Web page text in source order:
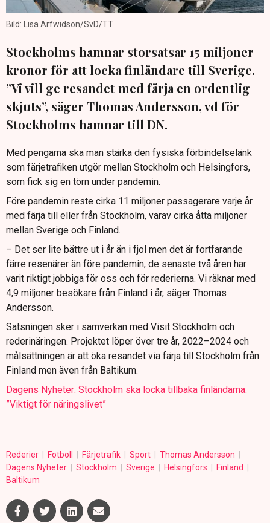
Bild: Lisa Arfwidson/SvD/TT
Stockholms hamnar storsatsar 15 miljoner
kronor för att locka finländare till Sverige.
”Vi vill ge resandet med färja en ordentlig
skjuts”, säger Thomas Andersson, vd för
Stockholms hamnar till DN.
Med pengarna ska man stärka den fysiska förbindelselänk
som färjetrafiken utgör mellan Stockholm och Helsingfors,
som fick sig en törn under pandemin.
Före pandemin reste cirka 11 miljoner passagerare varje år
med färja till eller från Stockholm, varav cirka åtta miljoner
mellan Sverige och Finland.
– Det ser lite bättre ut i år än i fjol men det är fortfarande
färre resenärer än före pandemin, de senaste två åren har
varit riktigt jobbiga för oss och för rederierna. Vi räknar med
4,9 miljoner besökare från Finland i år, säger Thomas
Andersson.
Satsningen sker i samverkan med Visit Stockholm och
rederinäringen. Projektet löper över tre år, 2022–2024 och
målsättningen är att öka resandet via färja till Stockholm från
Finland men även från Baltikum.
Dagens Nyheter: Stockholm ska locka tillbaka finländarna:
”Viktigt för näringslivet”
Rederier Fotboll Färjetrafik Sport
Thomas Andersson
Dagens Nyheter
Stockholm Sverige Helsingfors
Finland
Baltikum